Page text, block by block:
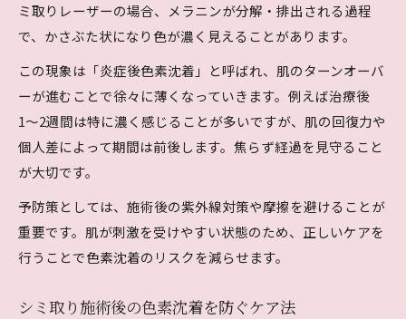
ミ取りレーザーの場合、メラニンが分解・排出される過程
で、かさぶた状になり色が濃く見えることがあります。
この現象は「炎症後色素沈着」と呼ばれ、肌のターンオーバ
ーが進むことで徐々に薄くなっていきます。例えば治療後
1〜2週間は特に濃く感じることが多いですが、肌の回復力や
個人差によって期間は前後します。焦らず経過を見守ること
が大切です。
予防策としては、施術後の紫外線対策や摩擦を避けることが
重要です。肌が刺激を受けやすい状態のため、正しいケアを
行うことで色素沈着のリスクを減らせます。
シミ取り施術後の色素沈着を防ぐケア法